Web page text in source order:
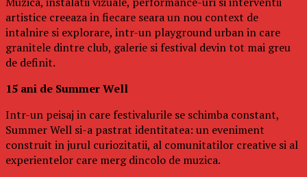
artistice creeaza in fiecare seara un nou context de
intalnire si explorare, intr-un playground urban in care
granitele dintre club, galerie si festival devin tot mai greu
de definit.
15 ani de Summer Well
Intr-un peisaj in care festivalurile se schimba constant,
Summer Well si-a pastrat identitatea: un eveniment
construit in jurul curiozitatii, al comunitatilor creative si al
experientelor care merg dincolo de muzica.